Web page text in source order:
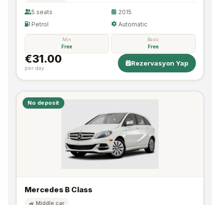
5 seats
2015
Petrol
Automatic
Min
Free
Basic
Free
€31.00
per day
Rezervasyon Yap
No deposit
Mercedes B Class
🚙 Middle car